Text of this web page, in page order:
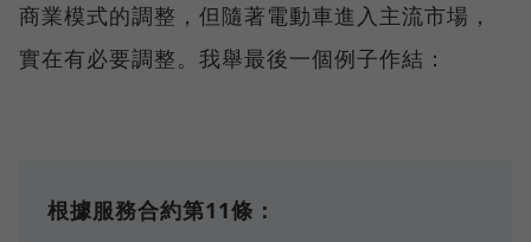
商業模式的調整，但隨著電動車進入主流市場，
實在有必要調整。我舉最後一個例子作結：
根據服務合約第11條：